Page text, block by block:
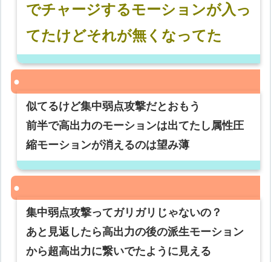
でチャージするモーションが入っ
てたけどそれが無くなってた
似てるけど集中弱点攻撃だとおもう
前半で高出力のモーションは出てたし属性圧
縮モーションが消えるのは望み薄
集中弱点攻撃ってガリガリじゃないの？
あと見返したら高出力の後の派生モーション
から超高出力に繋いでたように見える